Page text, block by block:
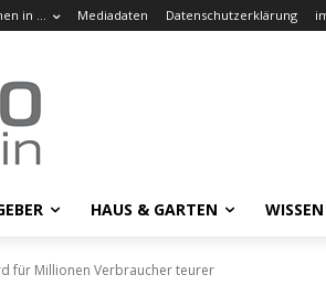
in … Mediadaten Datenschutzerklärung
HAUS & GARTEN WISSEN
für Millionen Verbraucher teurer